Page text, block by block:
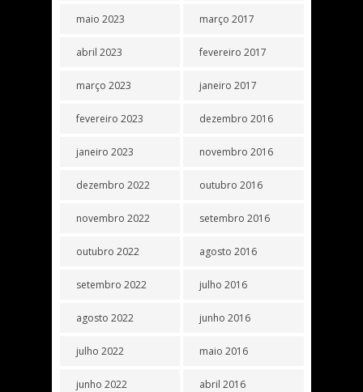
maio 2023
abril 2023
março 2023
fevereiro 2023
janeiro 2023
dezembro 2022
novembro 2022
outubro 2022
setembro 2022
agosto 2022
julho 2022
junho 2022
março 2017
fevereiro 2017
janeiro 2017
dezembro 2016
novembro 2016
outubro 2016
setembro 2016
agosto 2016
julho 2016
junho 2016
maio 2016
abril 2016